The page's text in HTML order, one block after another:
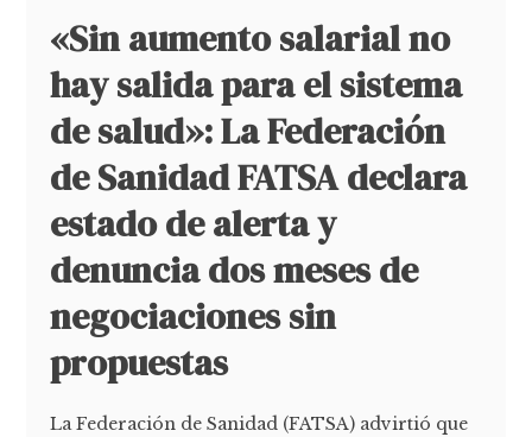
«Sin aumento salarial no
hay salida para el sistema
de salud»: La Federación
de Sanidad FATSA declara
estado de alerta y
denuncia dos meses de
negociaciones sin
propuestas
La Federación de Sanidad (FATSA) advirtió que